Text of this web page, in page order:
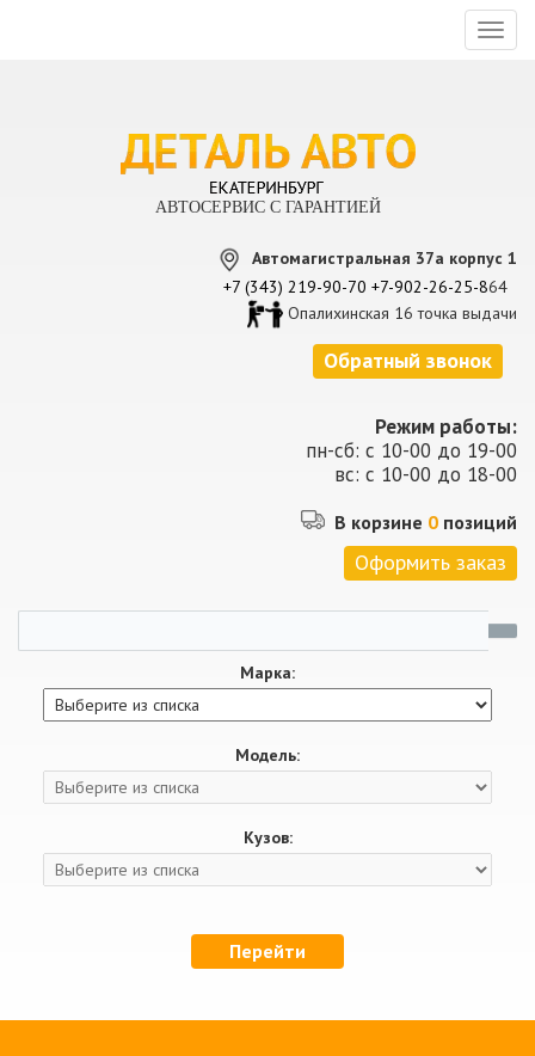
АВТОСЕРВИС С ГАРАНТИЕЙ
Автомагистральная 37а корпус 1
+7 (343) 219-90-70 +7-902-26-25-864
Опалихинская 16 точка выдачи
Обратный звонок
Режим работы:
пн-сб: с 10-00 до 19-00
вс: с 10-00 до 18-00
В корзине 0 позиций
Оформить заказ
Марка:
Модель:
Кузов:
Перейти